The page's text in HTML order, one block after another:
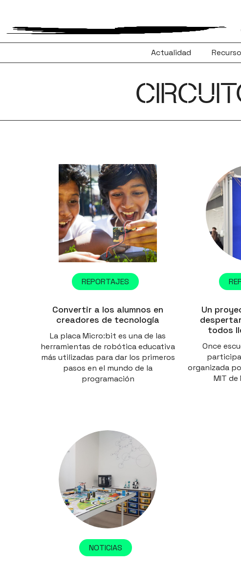
contenido
Actualidad
REPORTAJES
Convertir a los alumnos en
creadores de tecnología
La placa Micro:bit es una de las
herramientas de robótica educativa
más utilizadas para dar los primeros
pasos en el mundo de la
programación
Un
todos
Once
organizada
MIT de
NOTICIAS